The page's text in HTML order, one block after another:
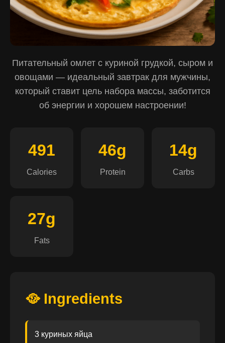
Питательный омлет с куриной грудкой, сыром и
овощами — идеальный завтрак для мужчины,
который ставит цель набора массы, заботится
об энергии и хорошем настроении!
491
Calories
46g
Protein
14g
Carbs
27g
Fats
🥘 Ingredients
3 куриных яйца